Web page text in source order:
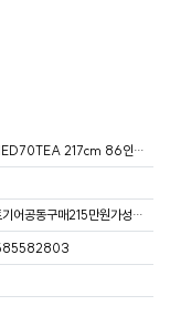
★오토기어 공동구매가 215만원★ LG QNED TV 86QNED70TEA 217cm 86인치+LG 사운드바 SQC1
LGQNEDTV86인치TVQNED70LG사운드바SQC1오토기어공동구매215만원가성비TV대형TV홈시네마